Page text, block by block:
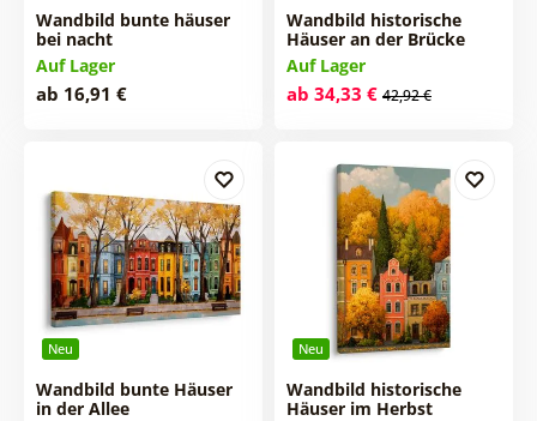
Wandbild bunte häuser
bei nacht
Auf Lager
ab 16,91 €
Wandbild historische
Häuser an der Brücke
Auf Lager
ab 34,33 € 42,92 €
Neu
Wandbild bunte Häuser
in der Allee
Neu
Wandbild historische
Häuser im Herbst